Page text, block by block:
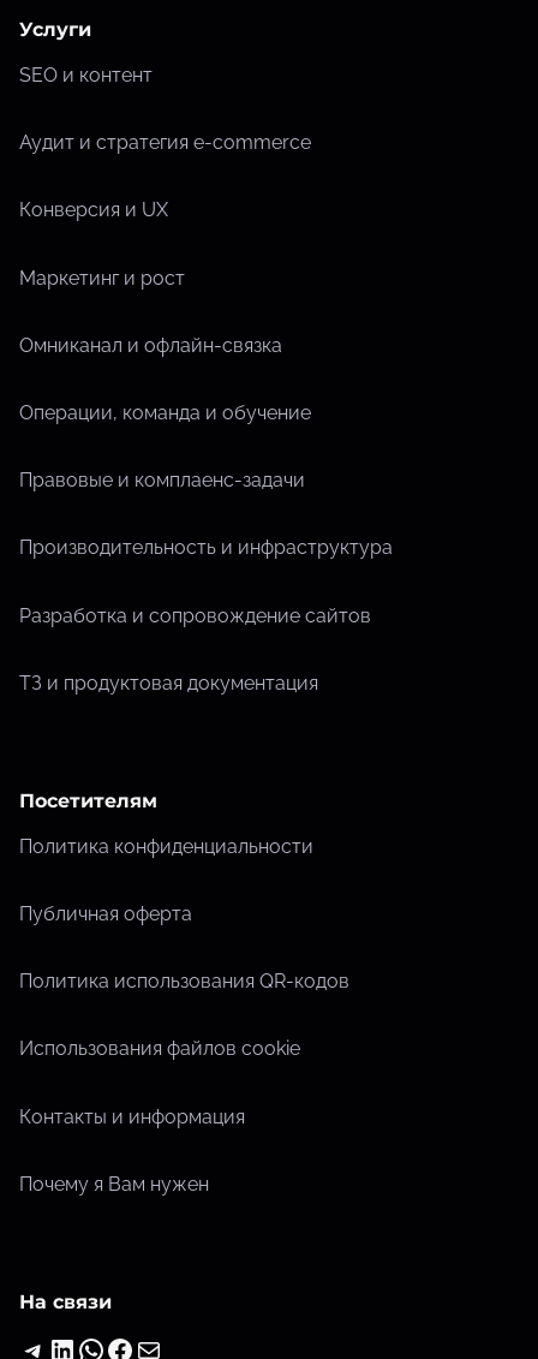
Услуги
SEO и контент
Аудит и стратегия e-commerce
Конверсия и UX
Маркетинг и рост
Омниканал и офлайн-связка
Операции, команда и обучение
Правовые и комплаенс-задачи
Производительность и инфраструктура
Разработка и сопровождение сайтов
ТЗ и продуктовая документация
Посетителям
Политика конфиденциальности
Публичная оферта
Политика использования QR-кодов
Использования файлов cookie
Контакты и информация
Почему я Вам нужен
На связи
Telegram LinkedIn WhatsApp Facebook Почта